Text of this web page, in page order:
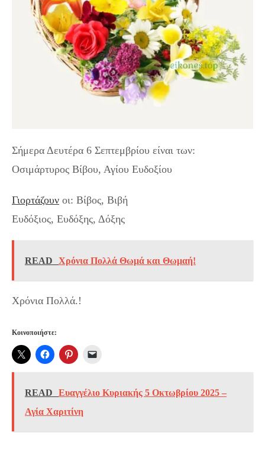
Σήμερα Δευτέρα 6 Σεπτεμβρίου είναι των:
Οσιμάρτυρος Βίβου, Αγίου Ευδοξίου
Γιορτάζουν οι: Βίβος, Βιβή
Ευδόξιος, Ευδόξης, Δόξης
READ Χρόνια Πολλά Θωμά και Θωμαή!
Χρόνια Πολλά.!
Κοινοποιήστε:
READ
Ευαγγέλιο Κυριακής 5 Οκτωβρίου 2025 –
Αγία Χαριτίνη